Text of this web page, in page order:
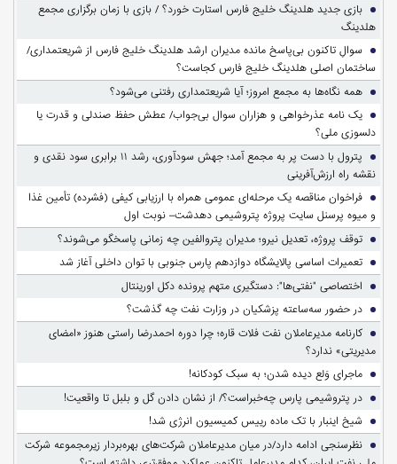
بازی جدید هلدینگ خلیج فارس استارت خورد؟ / بازی با زمان برگزاری مجمع
هلدینگ
سوالِ تاکنون بی‌پاسخ مانده مدیران ارشد هلدینگ خلیج فارس از شریعتمداری/
ساختمان اصلی هلدینگ خلیج فارس کجاست؟
همه نگاه‌ها به مجمع امروز؛ آیا شریعتمداری رفتنی می‌شود؟
یک نامه عذرخواهی و هزاران سوال بی‌جواب/ عطش حفظ صندلی و قدرت یا
دلسوزی ملی؟
پترول با دست پر به مجمع آمد؛ جهش سودآوری، رشد ۱۱ برابری سود نقدی و
نقشه راه ارزش‌آفرینی
فراخوان مناقصه یک مرحله‌ای عمومی همراه با ارزیابی کیفی (فشرده) تأمین غذا
و میوه پرسنل سایت پروژه پتروشیمی دهدشت– نوبت اول
توقف پروژه، تعدیل نیرو؛ مدیران پتروالفین چه زمانی پاسخگو می‌شوند؟
تعمیرات اساسی پالایشگاه دوازدهم پارس جنوبی با توان داخلی آغاز شد
اختصاصی "نفتی‌ها": دستگیری متهم پرونده دکل اورینتال
در حضور سه‌ساعته پزشکیان در وزارت نفت چه گذشت؟
کارنامه مدیرعاملان نفت فلات قاره؛ چرا دوره احمدرضا راستی هنوز «امضای
مدیریتی» ندارد؟
ماجرای وَلع دیده شدن؛ به سبک کودکانه!
در پتروشیمی پارس چه‌خبراست؟/ از نشان دادن گل و بلبل تا واقعیت!
شیخ اینبار با تک ماده رییس کمیسیون انرژی شد!
نظرسنجی ادامه دارد/در میان مدیرعاملان شرکت‌های بهره‌بردار زیرمجموعه شرکت